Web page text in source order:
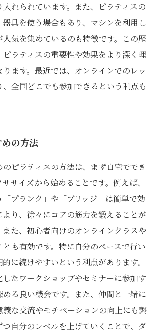
入れられています。また、ピラティスの
器具を使う場合もあり、マシンを利用し
人気を集めているのも特徴です。この歴
ピラティスの重要性や効果をより深く理
ます。最近では、オンラインでのレッ
、全国どこでも参加できるという利点も
の方法
ピラティスの方法は、まず自宅ででき
サイズから始めることです。例えば、
プランク」や「ブリッジ」は簡単で効
り、徐々にコアの筋力を鍛えることが
た、初心者向けのオンラインクラスや
とも有効です。特に自分のペースで行い
に続けやすいという利点があります。
したワークショップやセミナーに参加す
める良い機会です。また、仲間と一緒に
義な交流やモチベーションの向上にも繋
つ自分のレベルを上げていくことで、ダ